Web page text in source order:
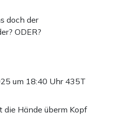
doch der
ODER?
um 18:40 Uhr 435T
Hände überm Kopf